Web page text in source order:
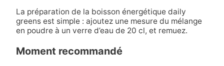
La préparation de la boisson énergétique daily
greens est simple : ajoutez une mesure du mélange
en poudre à un verre d’eau de 20 cl, et remuez.
Moment recommandé